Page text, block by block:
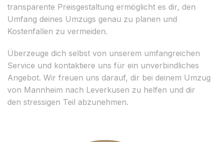
transparente Preisgestaltung ermöglicht es dir, den
Umfang deines Umzugs genau zu planen und
Kostenfallen zu vermeiden.
Überzeuge dich selbst von unserem umfangreichen
Service und kontaktiere uns für ein unverbindliches
Angebot. Wir freuen uns darauf, dir bei deinem Umzug
von Mannheim nach Leverkusen zu helfen und dir
den stressigen Teil abzunehmen.